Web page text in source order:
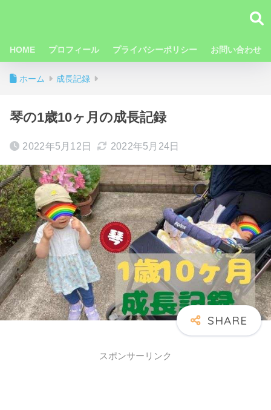
HOME プロフィール プライバシーポリシー お問い合わせ
ホーム 成長記録
琴の1歳10ヶ月の成長記録
2022年5月12日 2022年5月24日
スポンサーリンク